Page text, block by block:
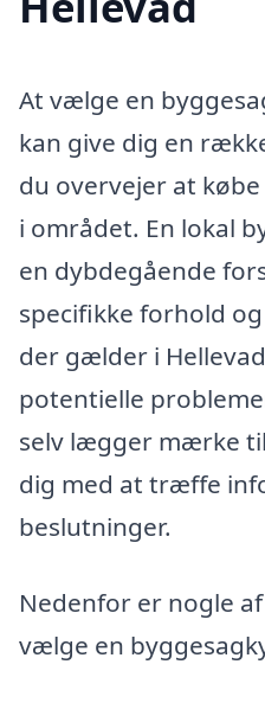
At vælge en
kan give dig en
du overvejer at
i området. En lokal
en dybdegående
specifikke forhold
der gælder i
potentielle
selv lægger mærke
dig med at træffe
beslutninger.
Nedenfor er nogle
vælge en